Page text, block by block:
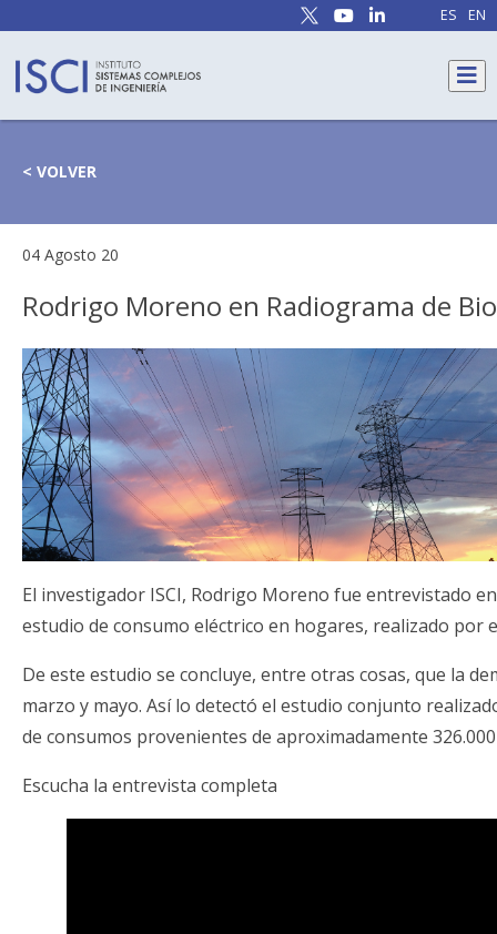
ES EN
< VOLVER
04 Agosto 20
Rodrigo Moreno en Radiograma de
El investigador ISCI, Rodrigo Moreno fue entrevistado
estudio de consumo eléctrico en hogares, realizado por
De este estudio se concluye, entre otras cosas, que la
marzo y mayo. Así lo detectó el estudio conjunto
de consumos provenientes de aproximadamente
Escucha la entrevista completa